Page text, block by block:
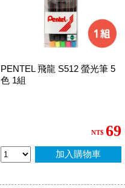
PENTEL 飛龍 S512 螢光筆 5
色 1組
NT$ 69
加入購物車